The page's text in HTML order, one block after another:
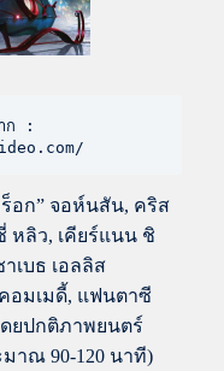
ก :
ร็อก” จอห์นสัน, คริส
หลิว, เคียร์แนน ชิ
เบธ เอลลิส
อมเมดี้, แฟนตาซี
ยปกติภาพยนตร์
าณ 90-120 นาที)